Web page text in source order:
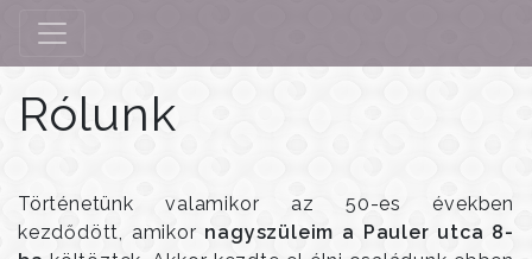
Rólunk
Történetünk valamikor az 50-es években
kezdődött, amikor nagyszüleim a Pauler utca 8-